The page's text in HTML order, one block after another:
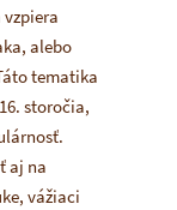
alebo
tematika
storočia,
aj na
vážiaci